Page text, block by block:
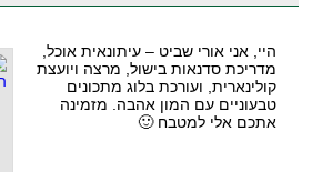
היי, אני אורי שביט – עיתונאית אוכל,
מדריכת סדנאות בישול, מרצה ויועצת
קולינארית, ועורכת בלוג מתכונים
טבעוניים עם המון אהבה. מזמינה
אתכם אלי למטבח 🙂